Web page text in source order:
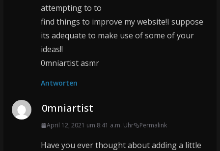
attempting to to
find things to improve my website!I suppose
its adequate to make use of some of your
ideas!!
0mniartist asmr
Antworten
0mniartist
April 12, 2021 um 8:41 a.m. Uhr Permalink
Have you ever thought about adding a little